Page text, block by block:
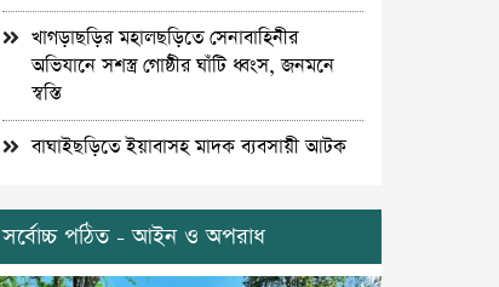
খাগড়াছড়ির মহালছড়িতে সেনাবাহিনীর
অভিযানে সশস্ত্র গোষ্ঠীর ঘাঁটি ধ্বংস, জনমনে
স্বস্তি
বাঘাইছড়িতে ইয়াবাসহ মাদক ব্যবসায়ী আটক
সর্বোচ্চ পঠিত - আইন ও অপরাধ